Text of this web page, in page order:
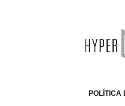
POLÍTICA